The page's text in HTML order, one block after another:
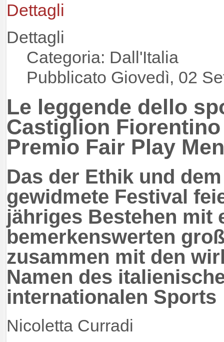
Dettagli
Dettagli
Categoria: Dall'Italia
Pubblicato Giovedì, 02
Le leggende dello
Castiglion
Premio Fair Play
Das der Ethik und
gewidmete Festival
jähriges Bestehen mit
bemerkenswerten
zusammen mit den
Namen des
internationalen Sports
Nicoletta Curradi